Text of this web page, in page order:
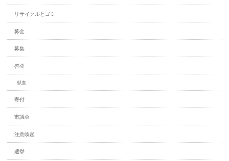
リサイクルとゴミ
募金
募集
啓発
献血
寄付
市議会
注意喚起
選挙